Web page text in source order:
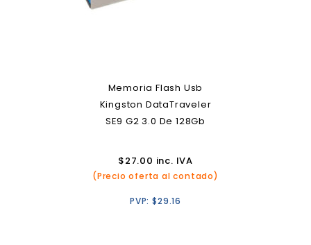
Memoria Flash Usb
Kingston DataTraveler
SE9 G2 3.0 De 128Gb
$27.00 inc. IVA
(Precio oferta al contado)
PVP:$29.16